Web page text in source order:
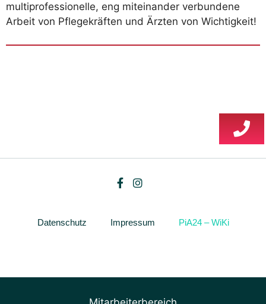
multiprofessionelle, eng miteinander verbundene
Arbeit von Pflegekräften und Ärzten von Wichtigkeit!
Datenschutz Impressum PiA24 – WiKi